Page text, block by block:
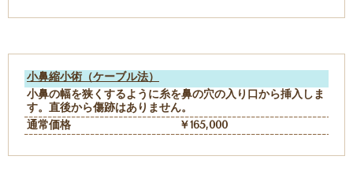
小鼻縮小術（ケーブル法）
小鼻の幅を狭くするように糸を鼻の穴の入り口から挿入しま
す。直後から傷跡はありません。
通常価格
￥165,000